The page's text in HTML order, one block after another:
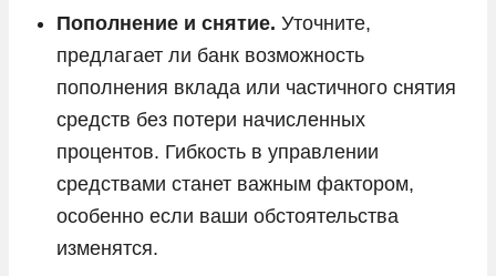
Пополнение и снятие. Уточните,
предлагает ли банк возможность
пополнения вклада или частичного снятия
средств без потери начисленных
процентов. Гибкость в управлении
средствами станет важным фактором,
особенно если ваши обстоятельства
изменятся.